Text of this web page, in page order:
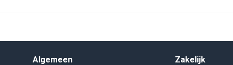
Algemeen Zakelijk